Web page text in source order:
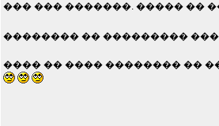
��� ��� �������. ����� ��
�������� �� ���������
���� �� ���� �������� ��